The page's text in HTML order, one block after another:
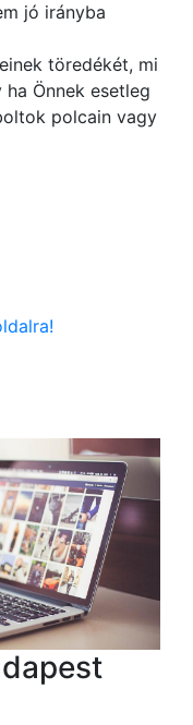
jó irányba
töredékét, mi
Önnek esetleg
polcain vagy